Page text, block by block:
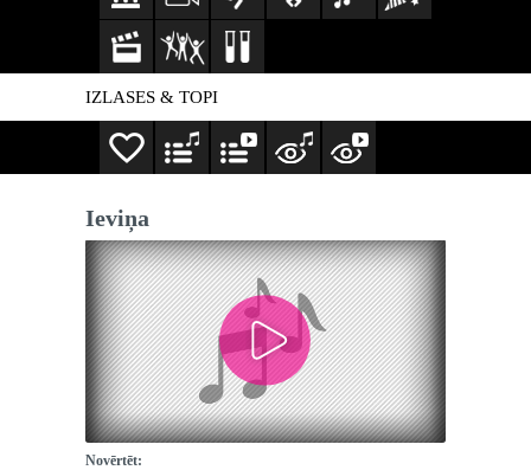
IZLASES & TOPI
Ieviņa
Novērtēt: